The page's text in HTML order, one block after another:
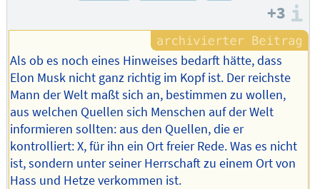
+3
Als ob es noch eines Hinweises bedarft hätte, dass
Elon Musk nicht ganz richtig im Kopf ist. Der reichste
Mann der Welt maßt sich an, bestimmen zu wollen,
aus welchen Quellen sich Menschen auf der Welt
informieren sollten: aus den Quellen, die er
kontrolliert: X, für ihn ein Ort freier Rede. Was es nicht
ist, sondern unter seiner Herrschaft zu einem Ort von
Hass und Hetze verkommen ist.